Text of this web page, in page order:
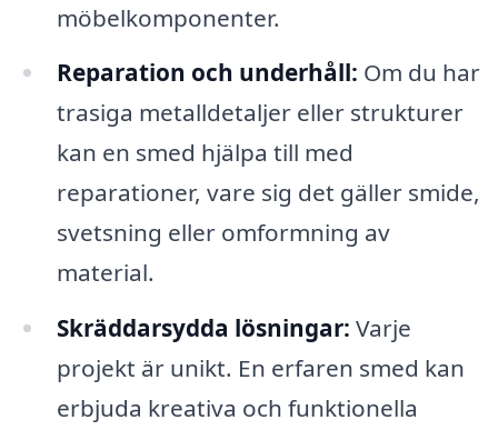
möbelkomponenter.
Reparation och underhåll: Om du har
trasiga metalldetaljer eller strukturer
kan en smed hjälpa till med
reparationer, vare sig det gäller smide,
svetsning eller omformning av
material.
Skräddarsydda lösningar: Varje
projekt är unikt. En erfaren smed kan
erbjuda kreativa och funktionella